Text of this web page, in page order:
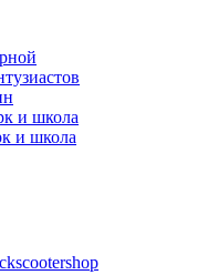
и школа
и школа